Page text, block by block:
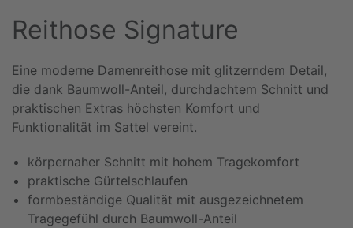
Reithose Signature
Eine moderne Damenreithose mit glitzerndem Detail,
die dank Baumwoll-Anteil, durchdachtem Schnitt und
praktischen Extras höchsten Komfort und
Funktionalität im Sattel vereint.
körpernaher Schnitt mit hohem Tragekomfort
praktische Gürtelschlaufen
formbeständige Qualität mit ausgezeichnetem
Tragegefühl durch Baumwoll-Anteil